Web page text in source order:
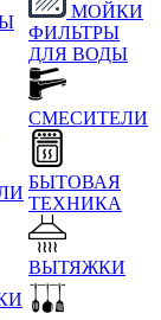
МОЙКИ
ФИЛЬТРЫ
ДЛЯ ВОДЫ
СМЕСИТЕЛИ
БЫТОВАЯ
ТЕХНИКА
ВЫТЯЖКИ